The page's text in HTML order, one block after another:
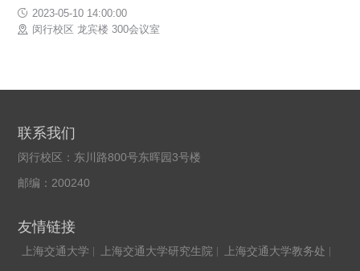
2023-05-10 14:00:00
闵行校区 龙宾楼 300会议室
联系我们
闵行校区：东川路800号东晖园3号楼
邮编：200240
友情链接
上海交通大学 上海交通大学研究生院
上海交通大学教务处